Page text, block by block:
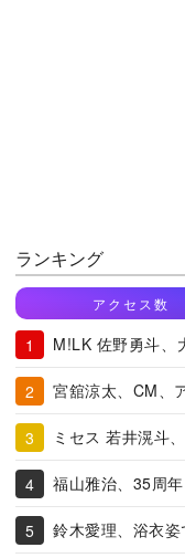
ランキング
アクセス数
M!LK 佐野勇斗、
宮舘涼太、CM、
ミセス 若井滉斗
福山雅治、35周
鈴木愛理、浴衣